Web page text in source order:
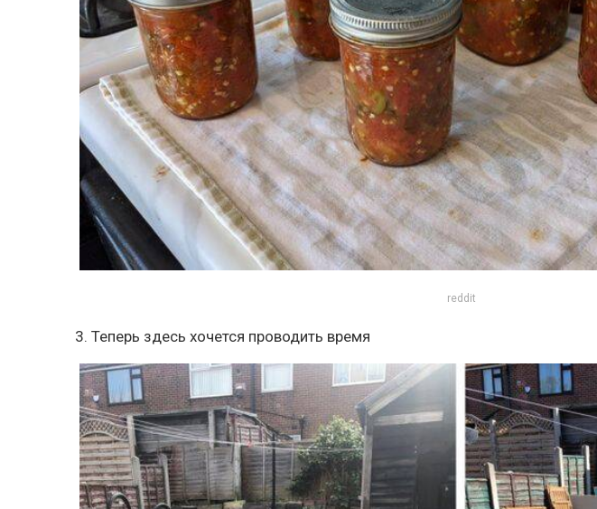
reddit
3. Теперь здесь хочется проводить время